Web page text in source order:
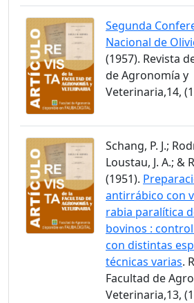
Segunda
Nacional de
(1957). Revista
de Agronomía y
Veterinaria,14,
Schang, P. J.;
Loustau, J. A.; &
(1951).
antirrábico con
rabia paralítica
bovinos :
con distintas
técnicas varias.
Facultad de
Veterinaria,13,